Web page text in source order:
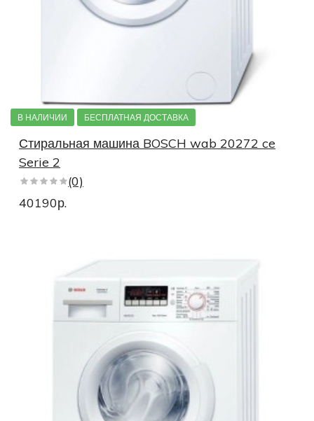
В НАЛИЧИИ БЕСПЛАТНАЯ ДОСТАВКА
Стиральная машина BOSCH wab 20272 ce
Serie 2
(0)
40190р.